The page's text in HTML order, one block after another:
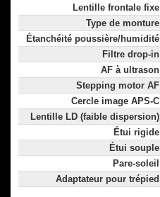
Lentille frontale fixe
Type de monture
Étanchéité poussière/humidité
Filtre drop-in
AF à ultrason
Stepping motor AF
Cercle image APS-C
Lentille LD (faible dispersion)
Étui rigide
Étui souple
Pare-soleil
Adaptateur pour trépied